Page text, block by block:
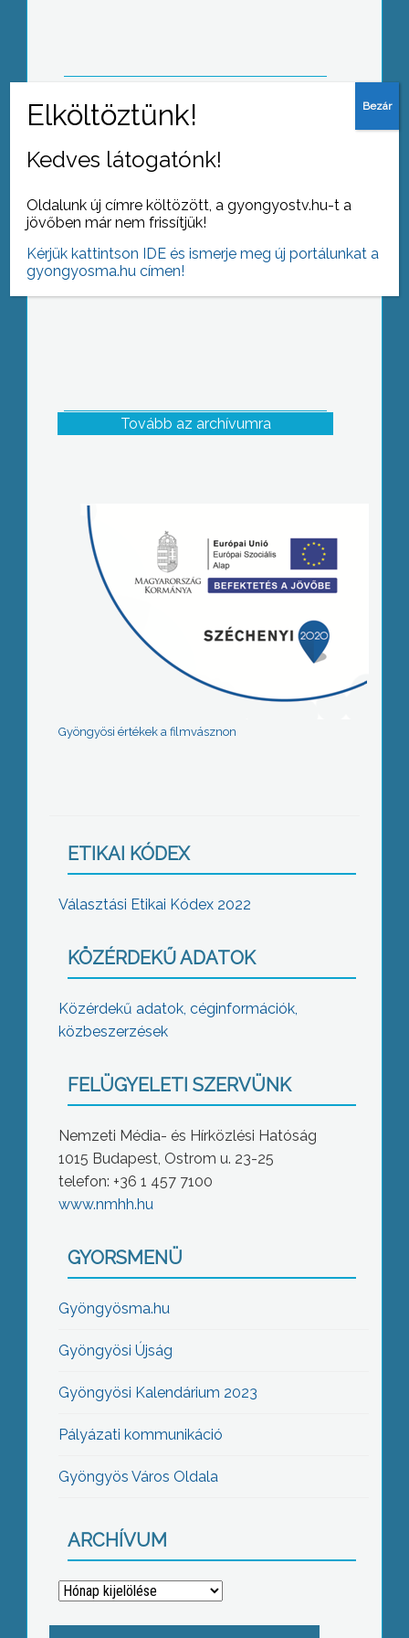
Még a Koháry István Állami
Főgimnáziumban kezdték
Vak Bottyán Gimnáziumban
érettségiztek
Tovább az archívumra
Gyöngyösi értékek a filmvásznon
ETIKAI KÓDEX
Választási Etikai Kódex 2022
KÖZÉRDEKŰ ADATOK
Közérdekű adatok, céginformációk,
közbeszerzések
FELÜGYELETI SZERVÜNK
Nemzeti Média- és Hírközlési Hatóság
1015 Budapest, Ostrom u. 23-25
telefon: +36 1 457 7100
www.nmhh.hu
GYORSMENÜ
Gyöngyösma.hu
Gyöngyösi Újság
Gyöngyösi Kalendárium 2023
Pályázati kommunikáció
Gyöngyös Város Oldala
ARCHÍVUM
Archívum
Kedves látogatónk!
Oldalunk új címre költözött, a gyongyostv.hu-t a
jövőben már nem frissítjük!
Kérjük kattintson IDE és ismerje meg új portálunkat a
gyongyosma.hu címen!